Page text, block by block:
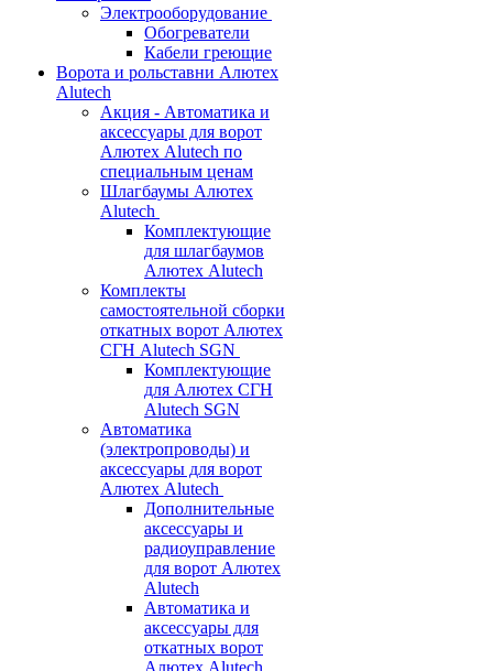
Электрооборудование
Обогреватели
Кабели греющие
Ворота и рольставни Алютех
Alutech
Акция - Автоматика и
аксессуары для ворот
Алютех Alutech по
специальным ценам
Шлагбаумы Алютех
Alutech
Комплектующие
для шлагбаумов
Алютех Alutech
Комплекты
самостоятельной сборки
откатных ворот Алютех
СГН Alutech SGN
Комплектующие
для Алютех СГН
Alutech SGN
Автоматика
(электропроводы) и
аксессуары для ворот
Алютех Alutech
Дополнительные
аксессуары и
радиоуправление
для ворот Алютех
Alutech
Автоматика и
аксессуары для
откатных ворот
Алютех Alutech